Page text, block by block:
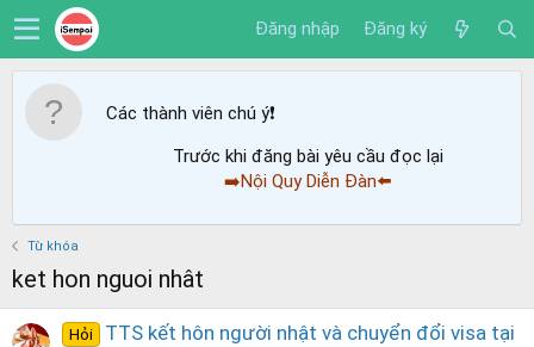
Đăng nhập Đăng ký
Các thành viên chú ý❗️
Trước khi đăng bài yêu cầu đọc lại
➡️Nội Quy Diễn Đàn⬅️
Từ khóa
ket hon nguoi nhât
Hỏi
TTS kết hôn người nhật và chuyển đổi visa tại